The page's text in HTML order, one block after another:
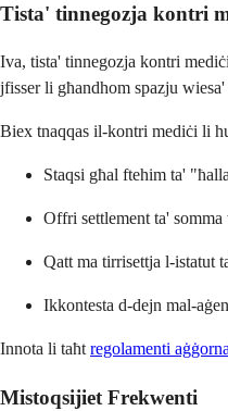
Tista' tinnegozja kontri
Iva, tista' tinnegozja kontri
jfisser li għandhom spazju
Biex tnaqqas il-kontri mediċi li
Staqsi għal ftehim ta'
Offri settlement ta'
Qatt ma tirrisettja l-istatut
Ikkontesta d-dejn mal-
Innota li taħt regolamenti
Mistoqsijiet Frekwenti